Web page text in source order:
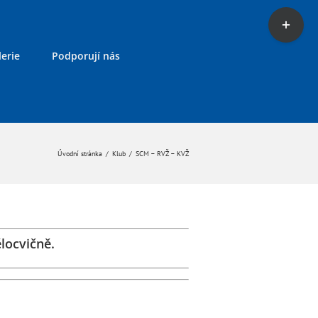
Podporují nás
Úvodní stránka / Klub / SCM – RVŽ – KVŽ
Toggle
Sliding
Bar